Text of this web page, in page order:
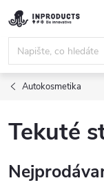
Přejít
na
obsah
Autokosmetika
Tekuté